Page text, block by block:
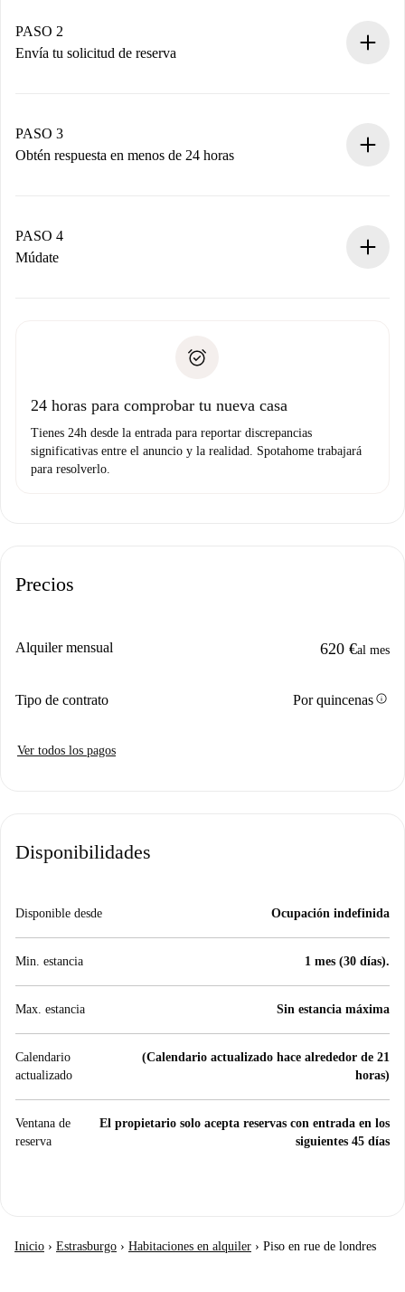
Tienes toda la información necesaria por adelantado.
PASO 2
Envía tu solicitud de reserva
propietario acepte.
PASO 3
Obtén respuesta en menos de 24 horas
contacto con el propietario.
Si es rechazada: No te haremos ningún cargo y te
Prueba de solvencia
PASO 4
Múdate
no nos comunicas ningún problema.
24 horas para comprobar tu nueva casa
Tienes 24h desde la entrada para reportar discrepancias
significativas entre el anuncio y la realidad. Spotahome trabajará
para resolverlo.
Precios
Alquiler mensual 620 €al mes
Tipo de contrato Por quincenasinfo
Ver todos los pagos
Disponibilidades
Disponible desde Ocupación indefinida
Min. estancia 1 mes (30 días).
Max. estancia Sin estancia máxima
Calendario
actualizado
(Calendario actualizado hace alrededor de 21
horas)
Ventana de
reserva
El propietario solo acepta reservas con entrada en los
siguientes 45 días
Inicio › Estrasburgo › Habitaciones en alquiler › Piso en rue de londres